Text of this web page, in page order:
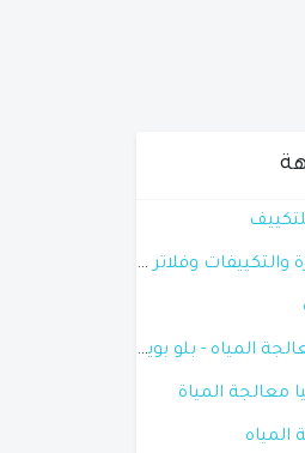
وفلاتر المياه
المياه - بلو بوينت
معالجة المياة